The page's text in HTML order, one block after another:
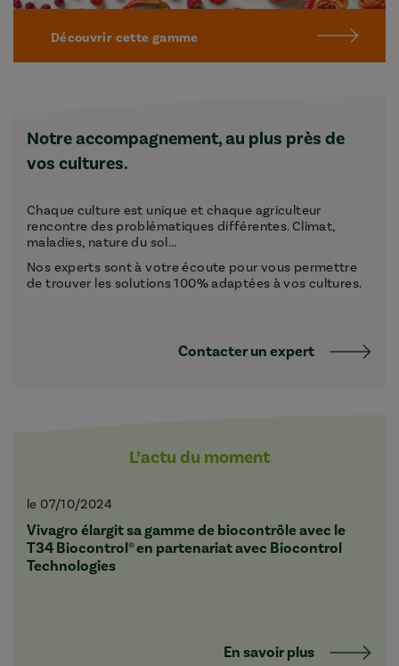
Découvrir cette gamme
Notre accompagnement, au plus près de
vos cultures.
Chaque culture est unique et chaque agriculteur
rencontre des problématiques différentes. Climat,
maladies, nature du sol...
Nos experts sont à votre écoute pour vous permettre
de trouver les solutions 100% adaptées à vos cultures.
Contacter un expert
L’actu du moment
le 07/10/2024
Vivagro élargit sa gamme de biocontrôle avec le
T34 Biocontrol® en partenariat avec Biocontrol
Technologies
En savoir plus